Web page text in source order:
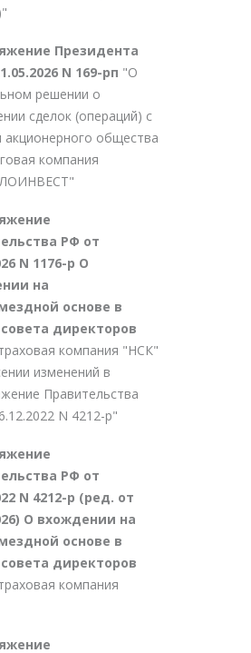
Президента
N 169-рп "О
решении о
сделок (операций) с
акционерного общества
компания
РФ от
N 1176-р О
на
основе в
директоров
компания "НСК"
изменений в
Правительства
N 4212-р"
РФ от
N 4212-р (ред. от
О вхождении на
основе в
директоров
компания